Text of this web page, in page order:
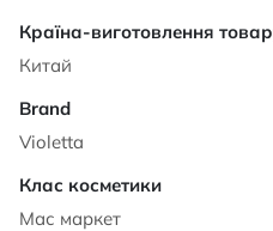
Характеристики
Китай
Violetta
Мас маркет